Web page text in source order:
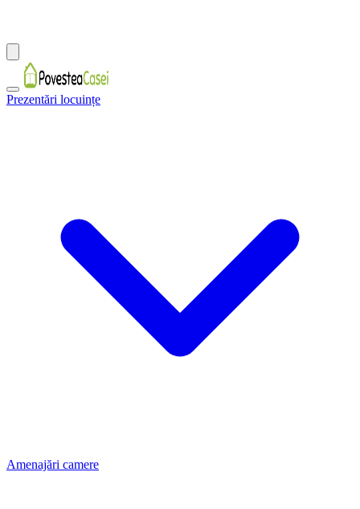
Prezentări locuințe
Amenajări camere